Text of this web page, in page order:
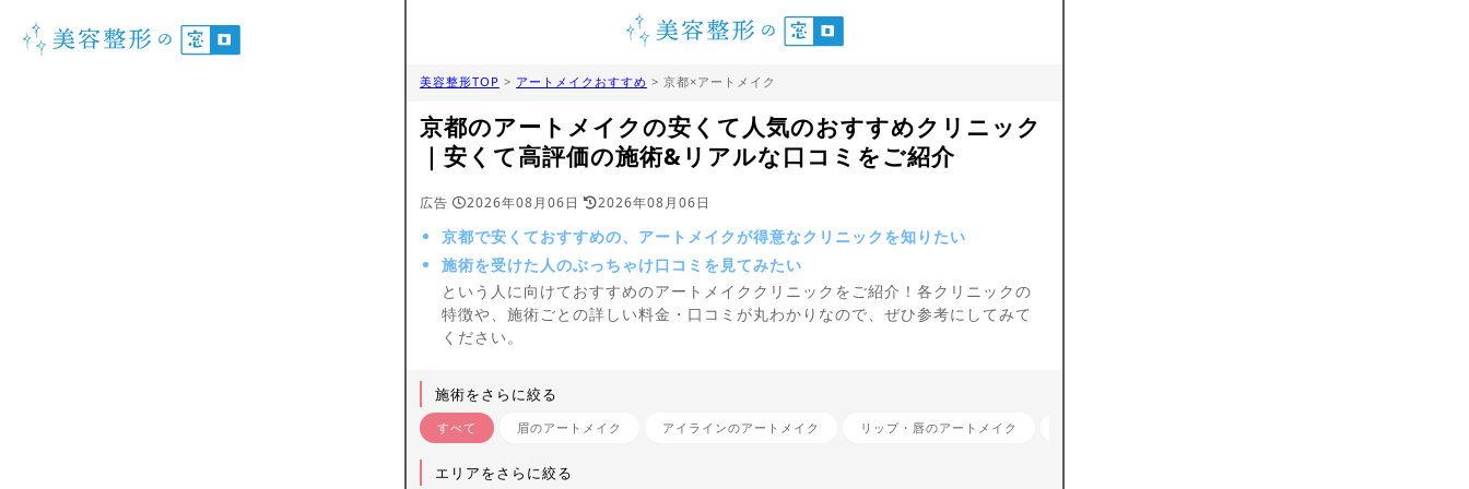
美容整形TOP > アートメイクおすすめ > 京都×アートメイク
京都のアートメイクの安くて人気のおすすめクリニック
｜安くて高評価の施術&リアルな口コミをご紹介
広告 2026年08月06日 2026年08月06日
京都で安くておすすめの、アートメイクが得意なクリニックを知りたい
施術を受けた人のぶっちゃけ口コミを見てみたい
という人に向けておすすめのアートメイククリニックをご紹介！各クリニックの
特徴や、施術ごとの詳しい料金・口コミが丸わかりなので、ぜひ参考にしてみて
ください。
施術をさらに絞る
すべて 眉のアートメイク アイラインのアートメイク リップ・唇のアートメイク
エリアをさらに絞る